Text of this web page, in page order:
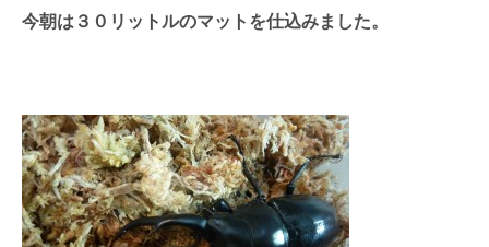
今朝は３０リットルのマットを仕込みました。